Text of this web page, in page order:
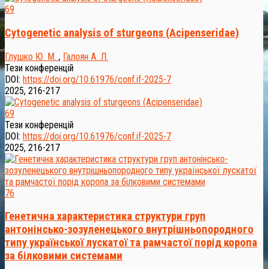
69
Cytogenetic analysis of sturgeons (Acipenseridae)
Глушко Ю. М. , Галоян А. Л.
Тези конференцій
DOI: https://doi.org/10.61976/conf.if-2025-7
2025, 216-217
69
Тези конференцій
DOI: https://doi.org/10.61976/conf.if-2025-7
2025, 216-217
76
Генетична характеристика структури груп
антонінсько-зозуленецького внутрішньопородного
типу української лускатої та рамчастої порід коропа
за білковими системами